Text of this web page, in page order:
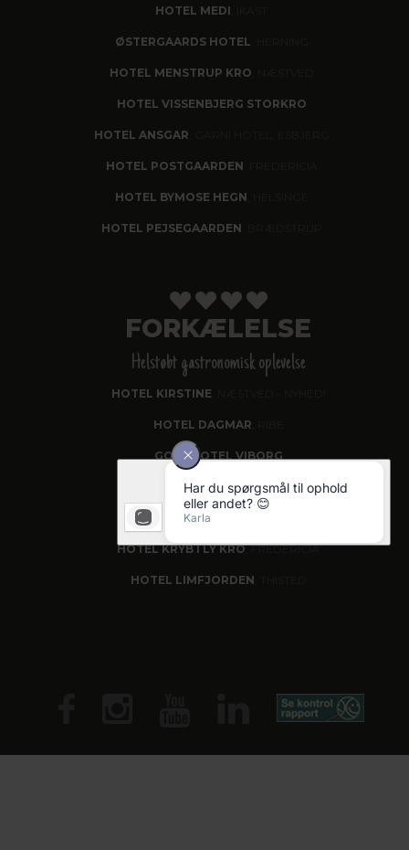
HOTEL MEDI
ØSTERGAARDS HOTEL
HOTEL MENSTRUP KRO
HOTEL VISSENBJERG STORKRO
HOTEL ANSGAR
HOTEL POSTGAARDEN
HOTEL BYMOSE HEGN
HOTEL PEJSEGAARDEN
FORKÆLELSE
Helstøbt gastronomisk oplevelse
HOTEL KIRSTINE, NÆSTVED - NYHED!
HOTEL DAGMAR
GOLF HOTEL VIBORG
HOTEL RINGKØBING
HOTEL VINHUSET
HOTEL KRYB I LY KRO, FREDERICIA
HOTEL LIMFJORDEN